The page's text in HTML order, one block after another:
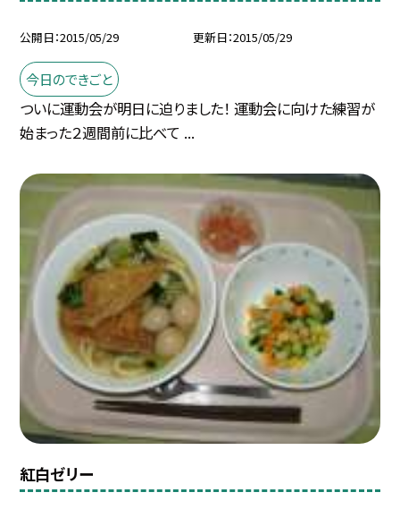
公開日 2015/05/29 更新日 2015/05/29
今日のできごと
ついに運動会が明日に迫りました！ 運動会に向けた練習が
始まった２週間前に比べて ...
紅白ゼリー